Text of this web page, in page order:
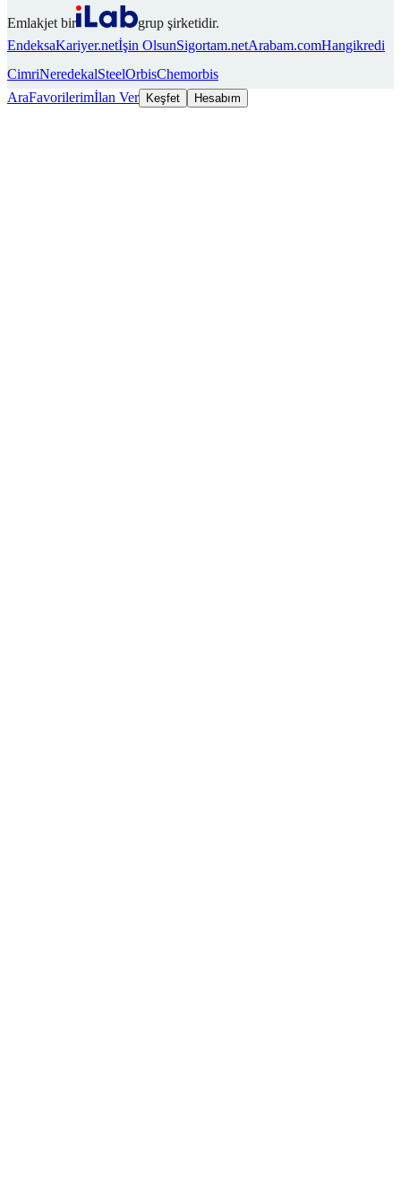
Emlakjet bir
grup şirketidir.
EndeksaKariyer.netİşin OlsunSigortam.netArabam.comHangikredi
CimriNeredekalSteelOrbisChemorbis
AraFavorilerimİlan Ver Keşfet Hesabım